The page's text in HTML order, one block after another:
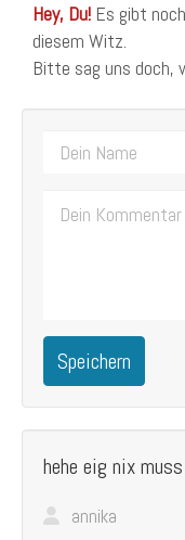
Hey, Du! Es gibt
diesem Witz.
Bitte sag uns doch,
Speichern
hehe eig nix
annika